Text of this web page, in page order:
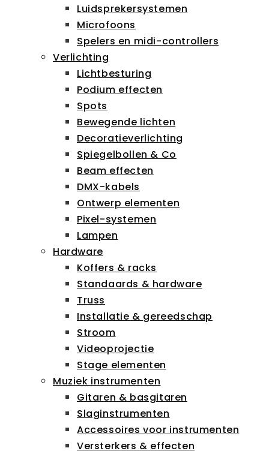
Luidsprekersystemen
Microfoons
Spelers en midi-controllers
Verlichting
Lichtbesturing
Podium effecten
Spots
Bewegende lichten
Decoratieverlichting
Spiegelbollen & Co
Beam effecten
DMX-kabels
Ontwerp elementen
Pixel-systemen
Lampen
Hardware
Koffers & racks
Standaards & hardware
Truss
Installatie & gereedschap
Stroom
Videoprojectie
Stage elementen
Muziek instrumenten
Gitaren & basgitaren
Slaginstrumenten
Accessoires voor instrumenten
Versterkers & effecten